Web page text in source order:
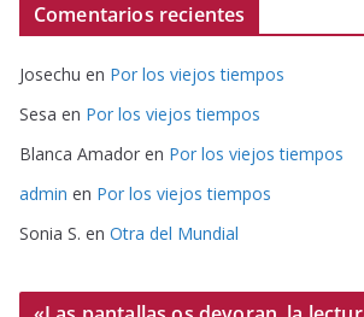
Comentarios recientes
Josechu en Por los viejos tiempos
Sesa en Por los viejos tiempos
Blanca Amador en Por los viejos tiempos
admin en Por los viejos tiempos
Sonia S. en Otra del Mundial